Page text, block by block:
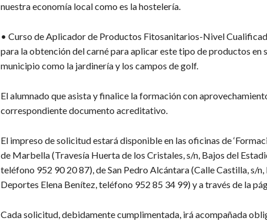
nuestra economía local como es la hostelería.
• Curso de Aplicador de Productos Fitosanitarios-Nivel
para la obtención del carné para aplicar este tipo de productos en
municipio como la jardinería y los campos de golf.
El alumnado que asista y finalice la formación con
correspondiente documento acreditativo.
El impreso de solicitud estará disponible en las oficinas de
de Marbella (Travesía Huerta de los Cristales, s/n, Bajos del
teléfono 952 90 20 87), de San Pedro Alcántara (Calle Castilla, s/
Deportes Elena Benítez, teléfono 952 85 34 99) y a través de la
Cada solicitud, debidamente cumplimentada, irá acompañada